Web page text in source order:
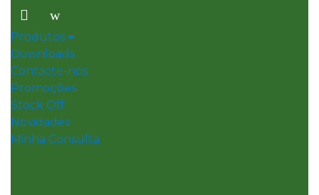
Skip
navigation
Skip
content
Produtos
Downloads
Contacte-nos
Promoções
Stock Off
Novidades
Minha Consulta